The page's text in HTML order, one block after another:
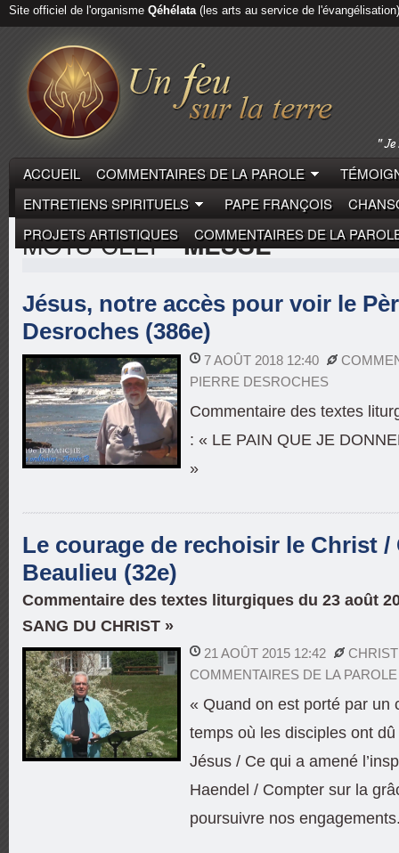
Site officiel de l'organisme Qéhélata(les arts au service de l'évangélisation)
ACCUEIL COMMENTAIRES DE LA PAROLE
ENTRETIENS SPIRITUELS
PAPE FRANÇOIS
PROJETS ARTISTIQUES
COMMENTAIRES DE LA
MOTS-CLEF"MESSE"
Jésus, notre accès pour voir le
Desroches (386e)
7 AOÛT 2018 12:40
PIERRE DESROCHES
Commentaire des textes
: « LE PAIN QUE JE
»
Le courage de rechoisir le Christ /
Beaulieu (32e)
Commentaire des textes liturgiques du 23 août
SANG DU CHRIST »
21 AOÛT 2015 12:42
COMMENTAIRES DE LA PAROLE
« Quand on est porté par un
temps où les disciples ont
Jésus / Ce qui a amené
Haendel / Compter sur la
poursuivre nos